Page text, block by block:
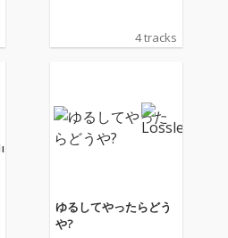
4 tracks
ゆるしてやったらどう
や?